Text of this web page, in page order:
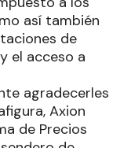
así también
de
el acceso a
agradecerles
Axion
de Precios